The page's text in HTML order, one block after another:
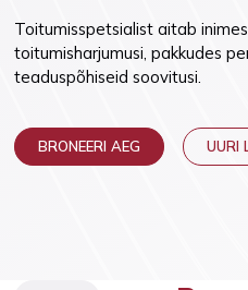
Toitumisspetsialist aitab
toitumisharjumusi, pakkudes
teaduspõhiseid soovitusi.
BRONEERI AEG UURI